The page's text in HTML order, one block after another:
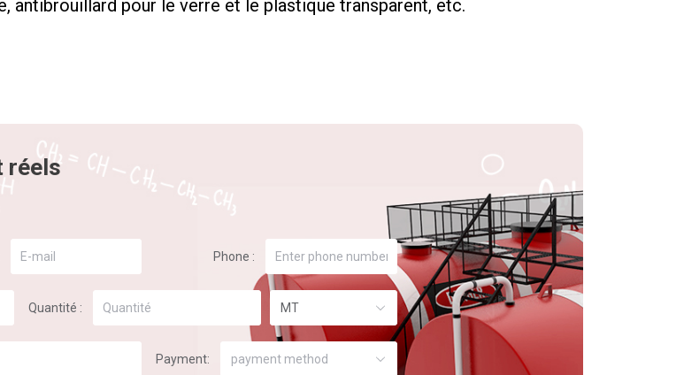
antibrouillard pour le verre et le plastique transparent, etc.
réels
Phone :
Quantité : MT
Payment: payment method